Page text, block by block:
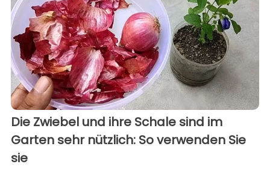
Die Zwiebel und ihre Schale sind im
Garten sehr nützlich: So verwenden Sie
sie